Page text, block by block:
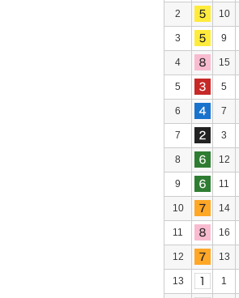
2 10
3 9
4 15
5 5
6 7
7 3
8 12
9 11
10 14
11 16
12 13
13 1